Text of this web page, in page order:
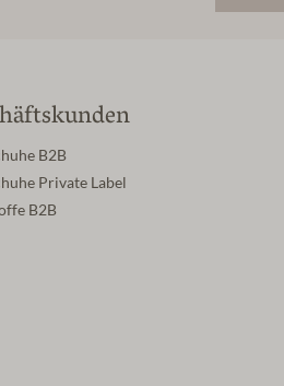
B2B
Private Label
B2B